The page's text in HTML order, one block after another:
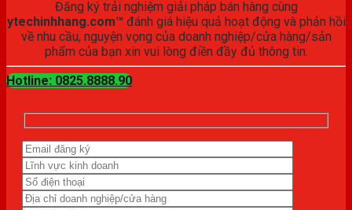
Đăng ký trải nghiệm giải pháp bán hàng cùng
ytechinhhang.com™ đánh giá hiệu quả hoạt động và phản hồi
về nhu cầu, nguyện vọng của doanh nghiệp/cửa hàng/sản
phẩm của bạn xin vui lòng điền đầy đủ thông tin.
Hotline: 0825.8888.90